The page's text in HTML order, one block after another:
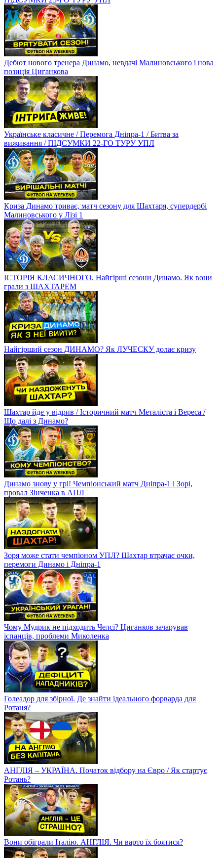
Дебют нового тренера Динамо, невдачі Малиновського і нова
позиція Циганкова
Українське класичне / Перемога Дніпра-1 / Битва за
виживання / ПІДСУМКИ 22-ГО ТУРУ УПЛ
Криза Динамо триває, матч сезону для Шахтаря, супердербі
Малиновського у Лізі 1
ІСТОРІЯ КЛАСИЧНОГО. Найгірші сезони Динамо. Як вони
грали з ШАХТАРЕМ
Найгірший сезон ДИНАМО? Як ЛУЧЕСКУ долає кризу
Шахтар йде у відрив / Історичний матч Металіста і Вереса /
Що далі з Динамо?
Динамо знову у грі! Чемпіонський матч Дніпра-1 і Зорі,
провал Зінченка в АПЛ
Зоря може стати чемпіоном УПЛ? Шахтар втрачає очки,
перемоги Динамо і Дніпра-1
Чому Мудрик не підходить Челсі? Циганков зачарував
іспанців, проблеми Миколенка
Голеадор для збірної. Де знайти ідеального форварда для
Ротаня?
АНГЛІЯ – УКРАЇНА. Початок відбору на Євро / Як стартує
Ротань?
Вони обіграли Італію. АНГЛІЯ. Чи варто їх боятися?